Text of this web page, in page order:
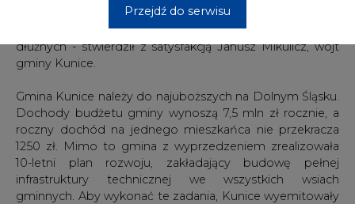
Przejdź do serwisu
- Ta suma pozwoli nam odetchnąć. Pieniądze
przeznaczymy w całości na wykup naszych pakietów
dłużnych - stwierdził z satysfakcją Janusz Mikulicz, wójt
gminy Kunice.
Gmina Kunice należy do najuboższych na Dolnym Śląsku.
Dochody budżetu gminy wynoszą 7,5 mln zł rocznie, a
roczny dochód na jednego mieszkańca nie przekracza
1250 zł. Mimo to gmina z wyprzedzeniem zrealizowała
10-letni plan rozwoju, zakładający budowę pełnej
infrastruktury technicznej we wszystkich wsiach
gminnych. Aby wykonać te zadania, Kunice wyemitowały